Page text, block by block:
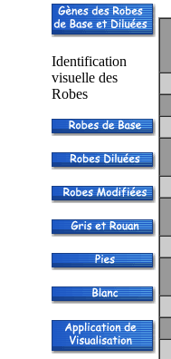
Identification
visuelle des
Robes